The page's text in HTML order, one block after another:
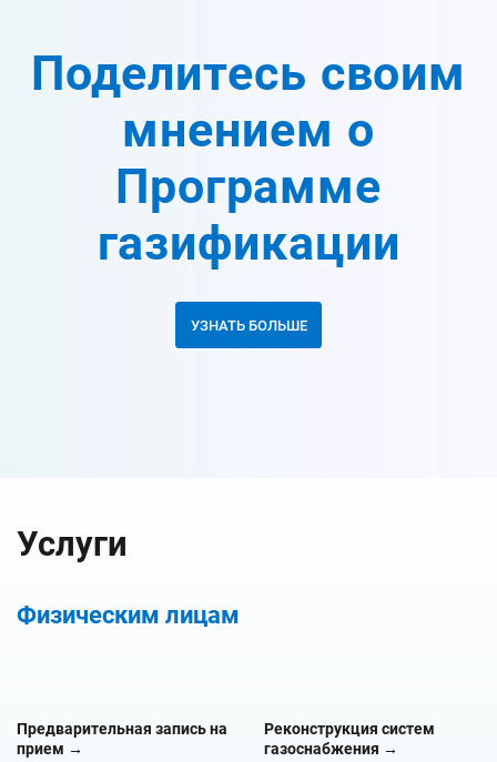
Поделитесь своим
мнением о
Программе
газификации
УЗНАТЬ БОЛЬШЕ
Услуги
Физическим лицам
Предварительная запись на
прием →
Реконструкция систем
газоснабжения →